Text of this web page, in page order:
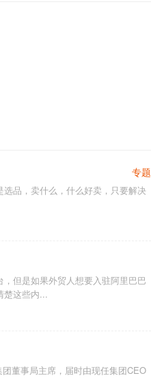
专题
品，卖什么，什么好卖，只要解决
但是如果外贸人想要入驻阿里巴巴
楚这些内...
董事局主席，届时由现任集团CEO